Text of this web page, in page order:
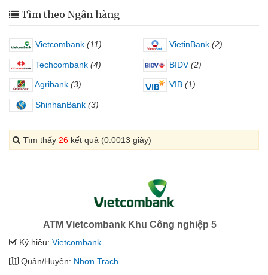
Tìm theo Ngân hàng
Vietcombank (11) VietinBank (2)
Techcombank (4) BIDV (2)
Agribank (3) VIB (1)
ShinhanBank (3)
Tìm thấy 26 kết quả (0.0013 giây)
ATM Vietcombank Khu Công nghiệp 5
Ký hiệu: Vietcombank
Quận/Huyện: Nhơn Trạch